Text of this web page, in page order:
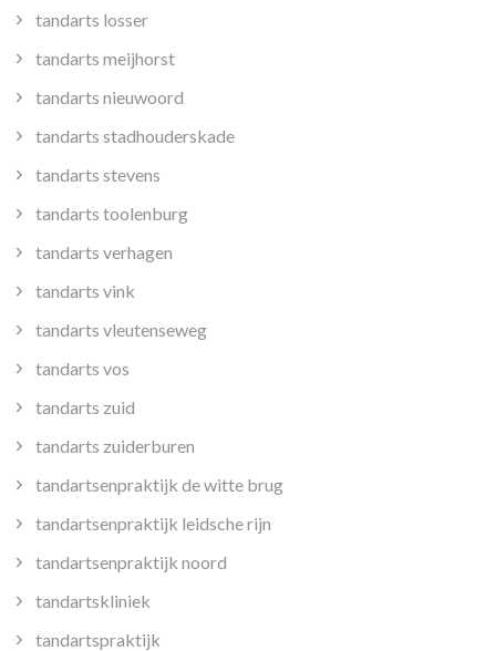
tandarts losser
tandarts meijhorst
tandarts nieuwoord
tandarts stadhouderskade
tandarts stevens
tandarts toolenburg
tandarts verhagen
tandarts vink
tandarts vleutenseweg
tandarts vos
tandarts zuid
tandarts zuiderburen
tandartsenpraktijk de witte brug
tandartsenpraktijk leidsche rijn
tandartsenpraktijk noord
tandartskliniek
tandartspraktijk